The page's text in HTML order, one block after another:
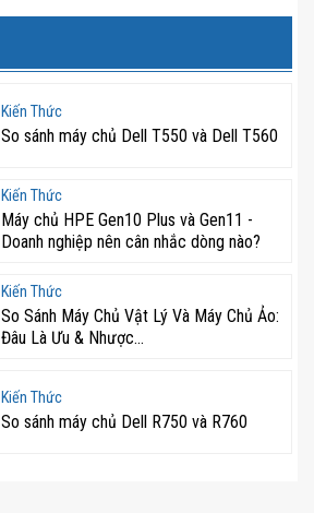
Kiến Thức
So sánh máy chủ Dell T550 và Dell T560
Kiến Thức
Máy chủ HPE Gen10 Plus và Gen11 -
Doanh nghiệp nên cân nhắc dòng nào?
Kiến Thức
So Sánh Máy Chủ Vật Lý Và Máy Chủ Ảo:
Đâu Là Ưu & Nhược...
Kiến Thức
So sánh máy chủ Dell R750 và R760